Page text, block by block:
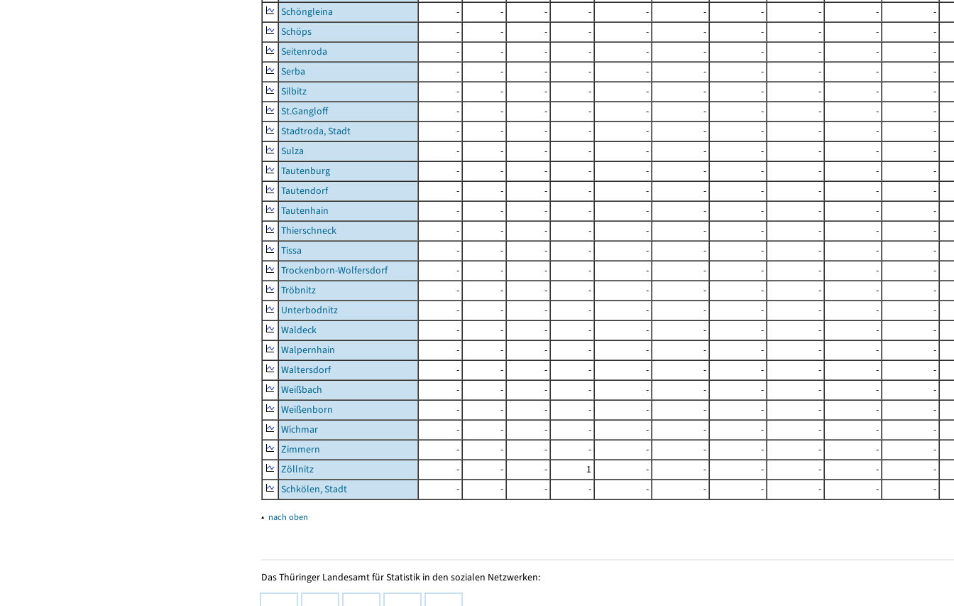
Schöngleina
- - - - - - - - -
-
Schöps
- - - - - - - - -
-
Seitenroda
- - - - - - - - -
-
Serba
- - - - - - - - -
-
Silbitz
- - - - - - - - -
-
St.Gangloff
- - - - - - - - -
-
Stadtroda, Stadt
- - - - - - - - -
-
Sulza
- - - - - - - - -
-
Tautenburg
- - - - - - - - -
-
Tautendorf
- - - - - - - - -
-
Tautenhain
- - - - - - - - -
-
Thierschneck
- - - - - - - - -
-
Tissa
- - - - - - - - -
-
Trockenborn-Wolfersdorf
- - - - - - - - -
-
Tröbnitz
- - - - - - - - -
-
Unterbodnitz
- - - - - - - - -
-
Waldeck
- - - - - - - - -
-
Walpernhain
- - - - - - - - -
-
Waltersdorf
- - - - - - - - -
-
Weißbach
- - - - - - - - -
-
Weißenborn
- - - - - - - - -
-
Wichmar
- - - - - - - - -
-
Zimmern
- - - - - - - - -
-
Zöllnitz
- - - 1 - - - - -
-
Schkölen, Stadt
- - - - - - - - - -
▴ nach oben
Das Thüringer Landesamt für Statistik in den sozialen Netzwerken: